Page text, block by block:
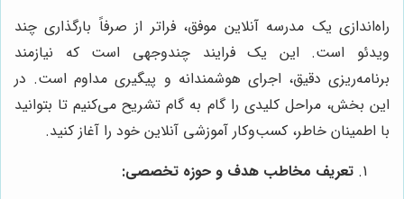
راه‌اندازی یک مدرسه آنلاین موفق، فراتر از صرفاً بارگذاری چند
ویدئو است. این یک فرایند چندوجهی است که نیازمند
برنامه‌ریزی دقیق، اجرای هوشمندانه و پیگیری مداوم است. در
این بخش، مراحل کلیدی را گام به گام تشریح می‌کنیم تا بتوانید
با اطمینان خاطر، کسب‌وکار آموزشی آنلاین خود را آغاز کنید.
تعریف مخاطب هدف و حوزه تخصصی: